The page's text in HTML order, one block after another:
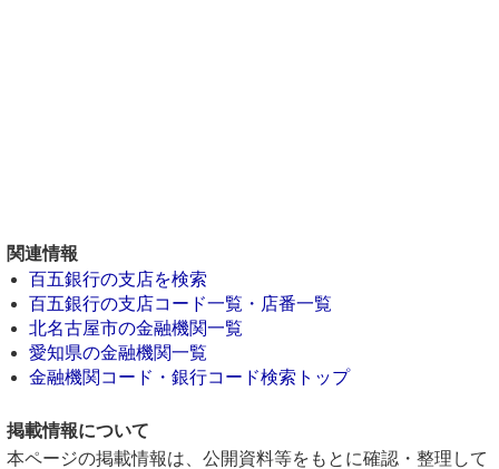
関連情報
百五銀行の支店を検索
百五銀行の支店コード一覧・店番一覧
北名古屋市の金融機関一覧
愛知県の金融機関一覧
金融機関コード・銀行コード検索トップ
掲載情報について
本ページの掲載情報は、公開資料等をもとに確認・整理して